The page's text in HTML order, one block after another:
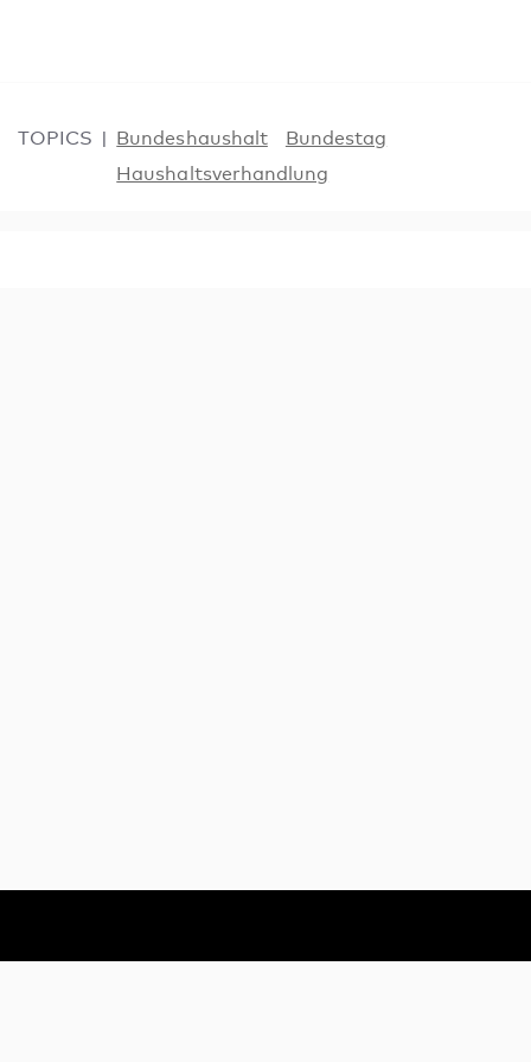
TOPICS Bundeshaushalt
Bundestag
Haushaltsverhandlung